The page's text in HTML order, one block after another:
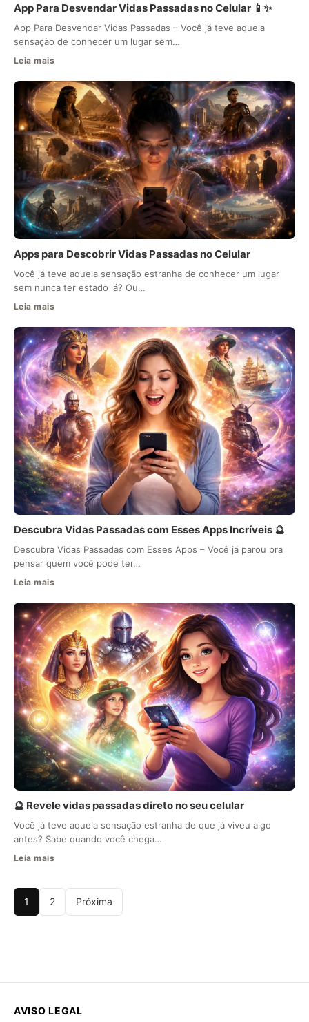
App Para Desvendar Vidas Passadas no Celular 📱✨
App Para Desvendar Vidas Passadas – Você já teve aquela
sensação de conhecer um lugar sem…
Leia mais
Apps para Descobrir Vidas Passadas no Celular
Você já teve aquela sensação estranha de conhecer um lugar
sem nunca ter estado lá? Ou…
Leia mais
Descubra Vidas Passadas com Esses Apps Incríveis 🔮
Descubra Vidas Passadas com Esses Apps – Você já parou pra
pensar quem você pode ter…
Leia mais
🔮 Revele vidas passadas direto no seu celular
Você já teve aquela sensação estranha de que já viveu algo
antes? Sabe quando você chega…
Leia mais
1 2 Próxima
AVISO LEGAL